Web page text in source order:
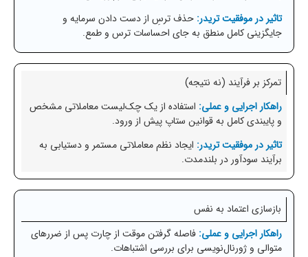
حذف ترسِ از دست دادن سرمایه و
جایگزینی کامل منطق به جای احساسات ترس و طمع.
تمرکز بر فرآیند (نه نتیجه)
استفاده از یک چک‌لیست معاملاتی مشخص
و پایبندی کامل به قوانین ستاپ پیش از ورود.
ایجاد نظم معاملاتی مستمر و دستیابی به
برآیند سودآور در بلندمدت.
بازسازی اعتماد به نفس
فاصله گرفتن موقت از چارت پس از ضررهای
متوالی و ژورنال‌نویسی برای بررسی اشتباهات.